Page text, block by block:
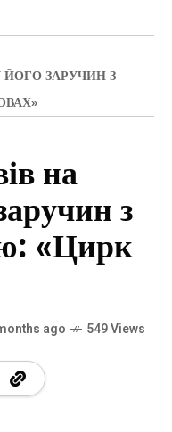
ЙОГО ЗАРУЧИН З
на
з
«Цирк
ago 549 Views